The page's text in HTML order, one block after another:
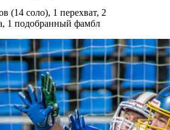
(14 соло), 1 перехват, 2
1 подобранный фамбл